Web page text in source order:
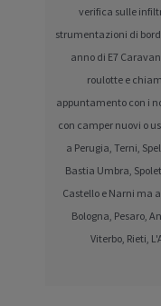
verifica sulle
strumentazioni di
anno di E7
roulotte e
appuntamento con i
con camper nuovi o
a Perugia, Terni,
Bastia Umbra,
Castello e Narni ma
Bologna, Pesaro,
Viterbo, Rieti,